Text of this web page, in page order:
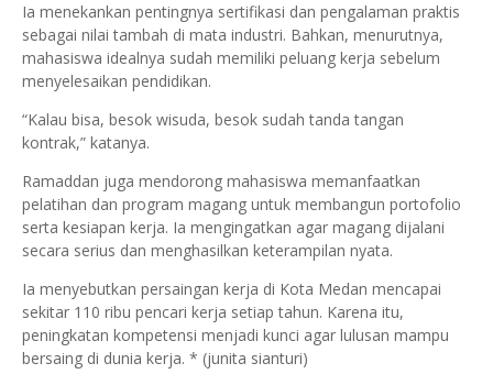
Ia menekankan pentingnya sertifikasi dan pengalaman praktis
sebagai nilai tambah di mata industri. Bahkan, menurutnya,
mahasiswa idealnya sudah memiliki peluang kerja sebelum
menyelesaikan pendidikan.
“Kalau bisa, besok wisuda, besok sudah tanda tangan
kontrak,” katanya.
Ramaddan juga mendorong mahasiswa memanfaatkan
pelatihan dan program magang untuk membangun portofolio
serta kesiapan kerja. Ia mengingatkan agar magang dijalani
secara serius dan menghasilkan keterampilan nyata.
Ia menyebutkan persaingan kerja di Kota Medan mencapai
sekitar 110 ribu pencari kerja setiap tahun. Karena itu,
peningkatan kompetensi menjadi kunci agar lulusan mampu
bersaing di dunia kerja. * (junita sianturi)